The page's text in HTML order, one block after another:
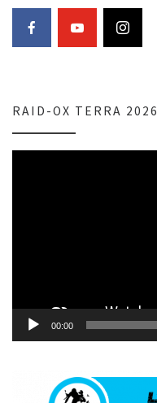
RAID-OX TERRA 2026
00:00